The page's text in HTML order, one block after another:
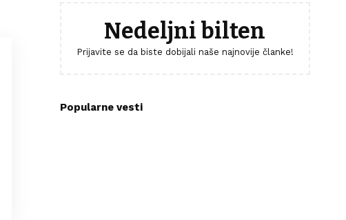
Nedeljni bilten
Prijavite se da biste dobijali naše najnovije članke!
Popularne vesti